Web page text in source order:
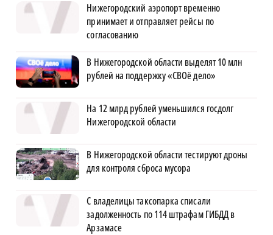
Нижегородский аэропорт временно
принимает и отправляет рейсы по
согласованию
В Нижегородской области выделят 10 млн
рублей на поддержку «СВОё дело»
На 12 млрд рублей уменьшился госдолг
Нижегородской области
В Нижегородской области тестируют дроны
для контроля сброса мусора
С владелицы таксопарка списали
задолженность по 114 штрафам ГИБДД в
Арзамасе